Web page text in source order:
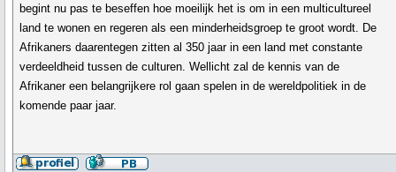
begint nu pas te beseffen hoe moeilijk het is om in een multicultureel
land te wonen en regeren als een minderheidsgroep te groot wordt. De
Afrikaners daarentegen zitten al 350 jaar in een land met constante
verdeeldheid tussen de culturen. Wellicht zal de kennis van de
Afrikaner een belangrijkere rol gaan spelen in de wereldpolitiek in de
komende paar jaar.